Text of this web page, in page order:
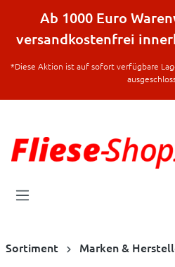
springen
Ab 1000 Euro
versandkostenfrei
*Diese Aktion ist auf sofort verfügbare
Sortiment Marken &